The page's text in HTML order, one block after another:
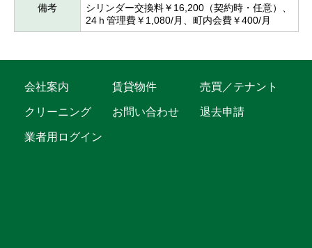
備考
シリンダー交換料￥16,200（契約時・任意）、
24ｈ管理費￥1,080/月、町内会費￥400/月
会社案内 賃貸物件
売買／テナント
クリーニング
お問い合わせ
退去申請
業者用ログイン